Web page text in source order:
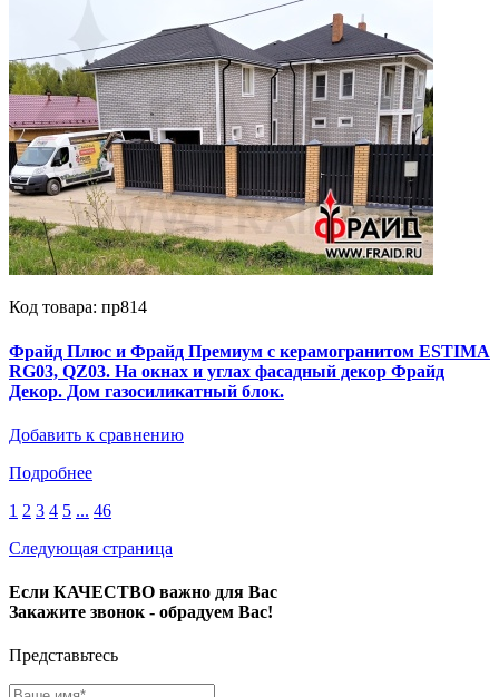
Код товара: пр814
Фрайд Плюс и Фрайд Премиум с керамогранитом ESTIMA
RG03, QZ03. На окнах и углах фасадный декор Фрайд
Декор. Дом газосиликатный блок.
Добавить к сравнению
Подробнее
1 2 3 4 5 ... 46
Следующая страница
Если КАЧЕСТВО важно для Вас
Закажите звонок - обрадуем Вас!
Представьтесь